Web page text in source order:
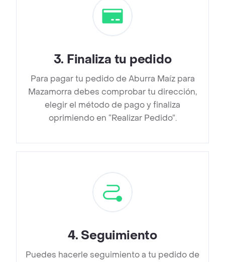
3. Finaliza tu pedido
Para pagar tu pedido de Aburra Maíz para
Mazamorra debes comprobar tu dirección,
elegir el método de pago y finaliza
oprimiendo en “Realizar Pedido”.
4. Seguimiento
Puedes hacerle seguimiento a tu pedido de